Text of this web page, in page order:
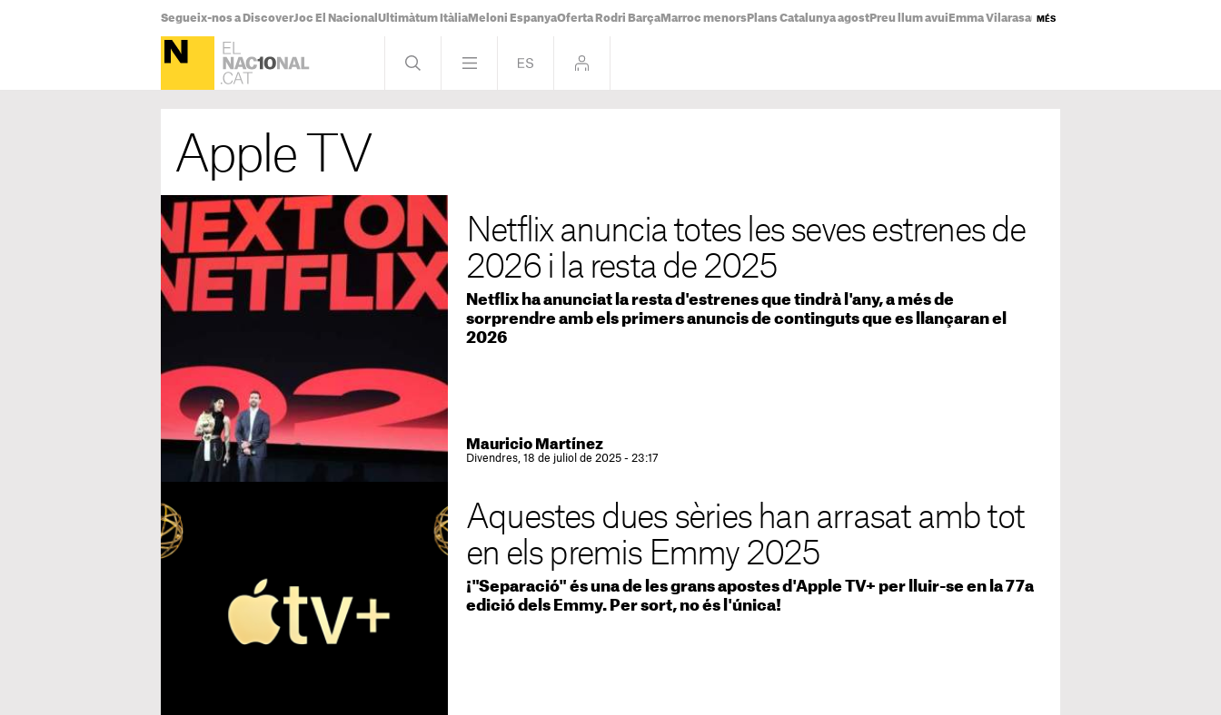
Segueix-nos a DiscoverJoc El Nacional Ultimàtum Itàlia Meloni EspanyaOferta Rodri Barça Marroc menors Plans Catalunya agost Preu llum avui Emma VilarasauEstrenes Netflix
MÉS
Apple TV
Netflix anuncia totes les seves estrenes de
2026 i la resta de 2025
Netflix ha anunciat la resta d'estrenes que tindrà l'any, a més de
sorprendre amb els primers anuncis de continguts que es llançaran el
2026
Mauricio Martínez
Divendres, 18 de juliol de 2025 - 23:17
Aquestes dues sèries han arrasat amb tot
en els premis Emmy 2025
¡"Separació" és una de les grans apostes d'Apple TV+ per lluir-se en la 77a
edició dels Emmy. Per sort, no és l'única!